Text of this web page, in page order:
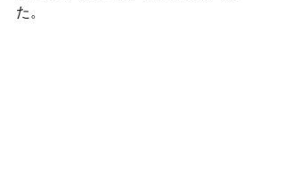
た。